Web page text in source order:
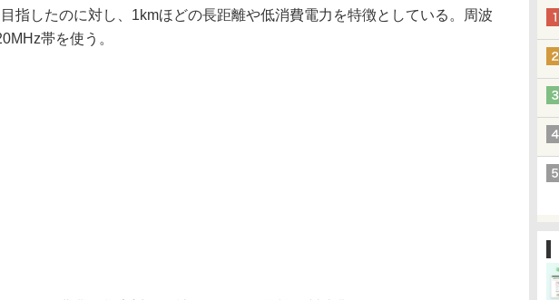
指したのに対し、1kmほどの長距離や低消費電力を特徴としている。周波
帯を使う。